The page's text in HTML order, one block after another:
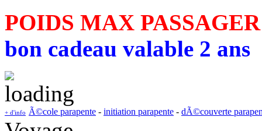
POIDS MAX
bon cadeau valable 2 ans
+ d'info Ã©cole parapente - initiation parapente - dÃ©couverte